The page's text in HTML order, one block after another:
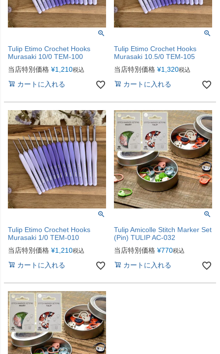
Tulip Etimo Crochet Hooks
Murasaki 10/0 TEM-100
当店特別価格 ¥1,210税込
カートに入れる
Tulip Etimo Crochet Hooks
Murasaki 10.5/0 TEM-105
当店特別価格 ¥1,320税込
カートに入れる
Tulip Etimo Crochet Hooks
Murasaki 1/0 TEM-010
当店特別価格 ¥1,210税込
カートに入れる
Tulip Amicolle Stitch Marker Set
(Pin) TULIP AC-032
当店特別価格 ¥770税込
カートに入れる